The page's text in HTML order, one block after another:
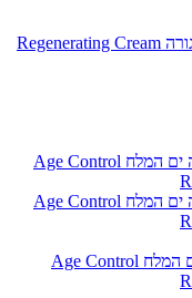
Herbs of Kedem Elisha קרם מחדש לעור מגורה Regenerating Cream
Black Pearl מי פנים מרעננים פנינה שחורה ים המלח Age Control